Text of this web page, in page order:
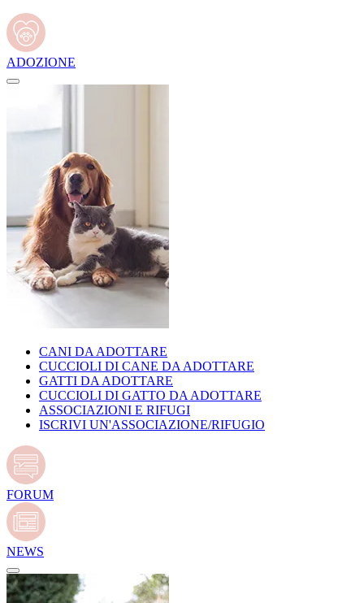
ADOZIONE
CANI DA ADOTTARE
CUCCIOLI DI CANE DA ADOTTARE
GATTI DA ADOTTARE
CUCCIOLI DI GATTO DA ADOTTARE
ASSOCIAZIONI E RIFUGI
ISCRIVI UN'ASSOCIAZIONE/RIFUGIO
FORUM
NEWS